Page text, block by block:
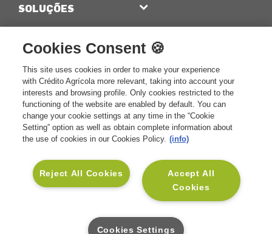
SOLUÇÕES
Seguros Vida e Crédito
Seguros Vida e Família
Seguros Vida e Saúde
Seguros Vida e Investimento
Seguros para Empresas
Blog Muda
INSTITUCIONAL
Sobre a CA Vida
Sustentabilidade
Informação Financeira
Informação Legal
Informações Relevantes para
Rentabilidades e Cotações
APOIO AO CLIENTE
Contactos CA Vida
Glossário
Mediadores CA
Perguntas Frequentes
Pedido de Contacto para
Simulação
Benefícios MyVida
SOCIAL
Linkedin
Facebook
Instagram
Cookies Consent 🍪
This site uses cookies in order to make your experience
with Crédito Agrícola more relevant, taking into account your
interests and browsing profile. Only cookies restricted to the
functioning of the website are enabled by default. You can
change your cookie settings at any time in the “Cookie
Setting” option as well as obtain complete information about
the use of cookies in our Cookies Policy. (info)
Accept All
Cookies
Reject All Cookies
Cookies Settings